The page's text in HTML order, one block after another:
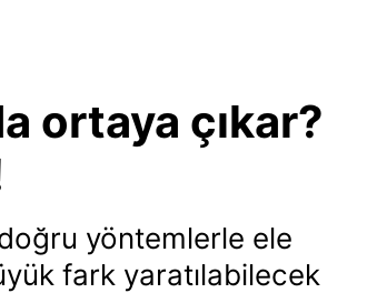
ortaya çıkar?
yöntemlerle ele
fark yaratılabilecek